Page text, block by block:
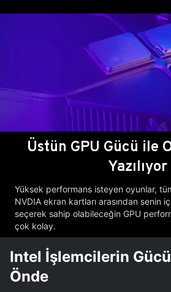
Üstün GPU Gücü ile
Yazılıyor
Yüksek performans isteyen oyunlar,
NVDIA ekran kartları arasından senin
seçerek sahip olabileceğin GPU
çok kolay.
Intel İşlemcilerin
Önde